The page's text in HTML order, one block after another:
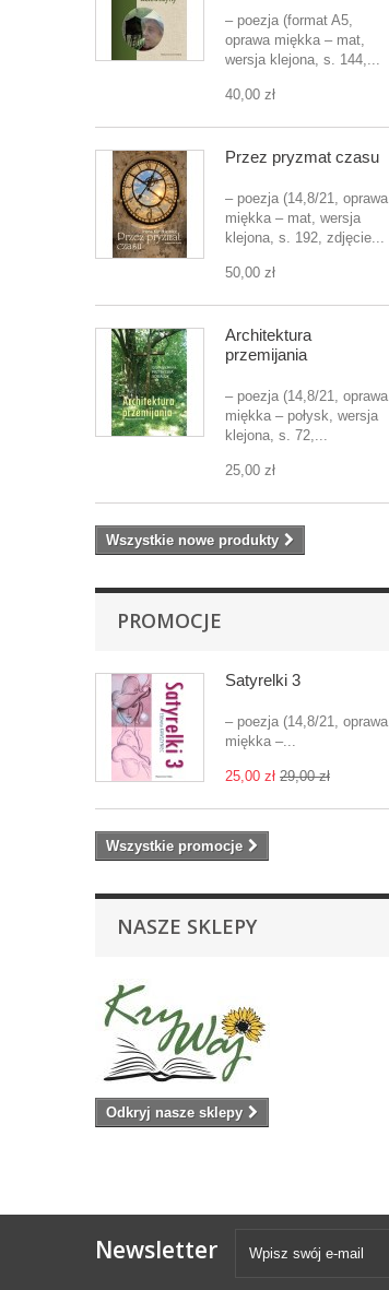
– poezja (format A5,
oprawa miękka – mat,
wersja klejona, s. 144,...
40,00 zł
Przez pryzmat czasu
– poezja (14,8/21, oprawa
miękka – mat, wersja
klejona, s. 192, zdjęcie...
50,00 zł
Architektura
przemijania
– poezja (14,8/21, oprawa
miękka – połysk, wersja
klejona, s. 72,...
25,00 zł
Wszystkie nowe produkty
PROMOCJE
Satyrelki 3
– poezja (14,8/21, oprawa
miękka –...
25,00 zł 29,00 zł
Wszystkie promocje
NASZE SKLEPY
Odkryj nasze sklepy
Newsletter